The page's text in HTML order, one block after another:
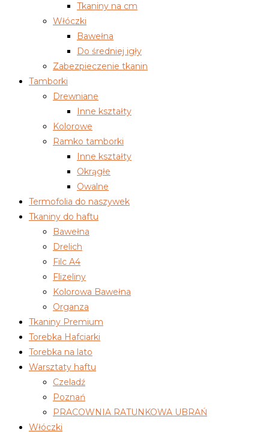
Tkaniny na cm
Włóczki
Bawełna
Do średniej igły
Zabezpieczenie tkanin
Tamborki
Drewniane
Inne kształty
Kolorowe
Ramko tamborki
Inne kształty
Okrągłe
Owalne
Termofolia do naszywek
Tkaniny do haftu
Bawełna
Drelich
Filc A4
Flizeliny
Kolorowa Bawełna
Organza
Tkaniny Premium
Torebka Hafciarki
Torebka na lato
Warsztaty haftu
Czeladź
Poznań
PRACOWNIA RATUNKOWA UBRAŃ
Włóczki